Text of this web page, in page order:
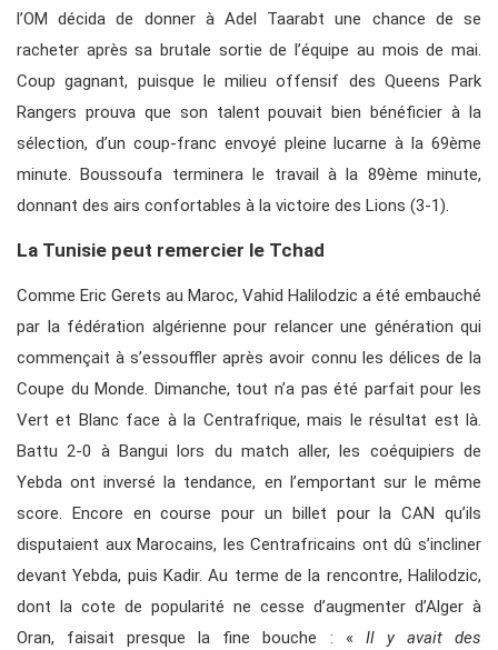
l’OM décida de donner à Adel Taarabt une chance de se
racheter après sa brutale sortie de l’équipe au mois de mai.
Coup gagnant, puisque le milieu offensif des Queens Park
Rangers prouva que son talent pouvait bien bénéficier à la
sélection, d’un coup-franc envoyé pleine lucarne à la 69ème
minute. Boussoufa terminera le travail à la 89ème minute,
donnant des airs confortables à la victoire des Lions (3-1).
La Tunisie peut remercier le Tchad
Comme Eric Gerets au Maroc, Vahid Halilodzic a été embauché
par la fédération algérienne pour relancer une génération qui
commençait à s’essouffler après avoir connu les délices de la
Coupe du Monde. Dimanche, tout n’a pas été parfait pour les
Vert et Blanc face à la Centrafrique, mais le résultat est là.
Battu 2-0 à Bangui lors du match aller, les coéquipiers de
Yebda ont inversé la tendance, en l’emportant sur le même
score. Encore en course pour un billet pour la CAN qu’ils
disputaient aux Marocains, les Centrafricains ont dû s’incliner
devant Yebda, puis Kadir. Au terme de la rencontre, Halilodzic,
dont la cote de popularité ne cesse d’augmenter d’Alger à
Oran, faisait presque la fine bouche : « Il y avait des